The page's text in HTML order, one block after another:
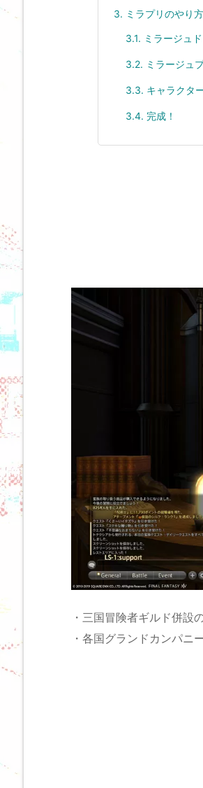
3. ミラプリのやり方
3.1. ミラージュ
3.2. ミラージュ
3.3. キャラクタ
3.4. 完成！
・三国冒険者ギルド併設
・各国グランドカンパニ